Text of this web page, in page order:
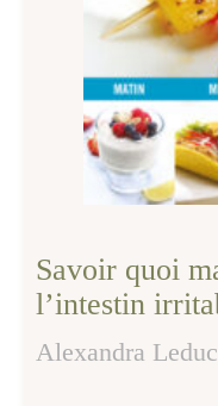
Savoir quoi
l’intestin
Alexandra Leduc